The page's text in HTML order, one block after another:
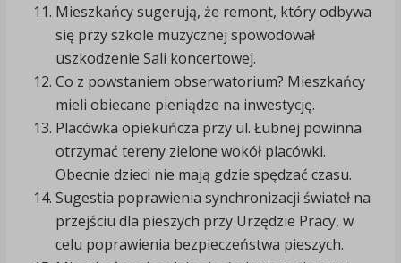
Mieszkańcy sugerują, że remont, który odbywa
się przy szkole muzycznej spowodował
uszkodzenie Sali koncertowej.
Co z powstaniem obserwatorium? Mieszkańcy
mieli obiecane pieniądze na inwestycję.
Placówka opiekuńcza przy ul. Łubnej powinna
otrzymać tereny zielone wokół placówki.
Obecnie dzieci nie mają gdzie spędzać czasu.
Sugestia poprawienia synchronizacji świateł na
przejściu dla pieszych przy Urzędzie Pracy, w
celu poprawienia bezpieczeństwa pieszych.